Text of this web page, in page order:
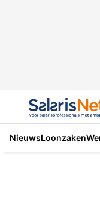
NieuwsLoonzaken